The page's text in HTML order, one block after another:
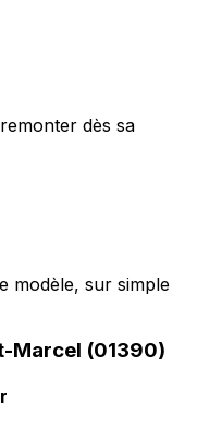
dès sa
modèle, sur simple
Marcel (01390)